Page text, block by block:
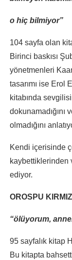
o hiç bilmiyor”
104 sayfa olan
Birinci baskısı
yönetmenleri
tasarımı ise Erol
kitabında
dokunamadığını
olmadığını
Kendi içerisinde
kaybettiklerinden
ediyor.
OROSPU KIRMIZI
“ölüyorum,
95 sayfalık kitap
Bu kitapta